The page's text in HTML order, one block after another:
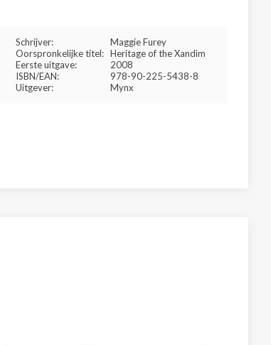
Schrijver:
Maggie Furey
Oorspronkelijke titel: Heritage of the Xandim
Eerste uitgave:
2008
ISBN/EAN:
978-90-225-5438-8
Uitgever:
Mynx